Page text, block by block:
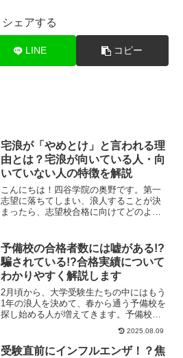
シェアする
LINE コピー
宅浪が「やめとけ」と言われる理
由とは？宅浪が向いている人・向
いていない人の特徴を解説
こんにちは！四谷学院の奥野です。第一
志望に落ちてしまい、浪人することが決
まったら、志望校合格に向けてどのよう
予備校の合格者数には嘘がある!?
騙されている!?合格実績について
わかりやすく解説します
2月頃から、大学受験生たちの中にはもう
1年の浪人を決めて、春から通う予備校を
探し始める人が増えてきます。予備校を
探すうえでどういうポイントを重視すべ
2025.08.09
受験直前にインフルエンザ！？焦